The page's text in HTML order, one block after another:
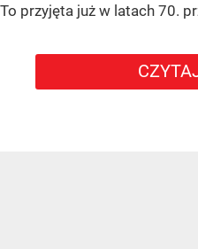
To przyjęta już w latach 70.